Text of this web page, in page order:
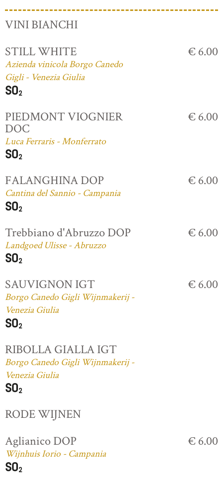
VINI BIANCHI
STILL WHITE
Azienda vinicola Borgo Canedo
Gigli - Venezia Giulia
€ 6.00
PIEDMONT VIOGNIER
DOC
Luca Ferraris - Monferrato
€ 6.00
FALANGHINA DOP
Cantina del Sannio - Campania
€ 6.00
Trebbiano d'Abruzzo DOP
Landgoed Ulisse - Abruzzo
€ 6.00
SAUVIGNON IGT
Borgo Canedo Gigli Wijnmakerij -
Venezia Giulia
€ 6.00
RIBOLLA GIALLA IGT
Borgo Canedo Gigli Wijnmakerij -
Venezia Giulia
RODE WIJNEN
Aglianico DOP
Wijnhuis Iorio - Campania
€ 6.00